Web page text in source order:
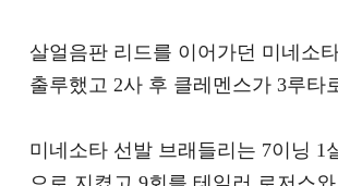
살얼음판 리드를 이어가던 미네소
출루했고 2사 후 클레멘스가 3루타
미네소타 선발 브래들리는 7이닝 1